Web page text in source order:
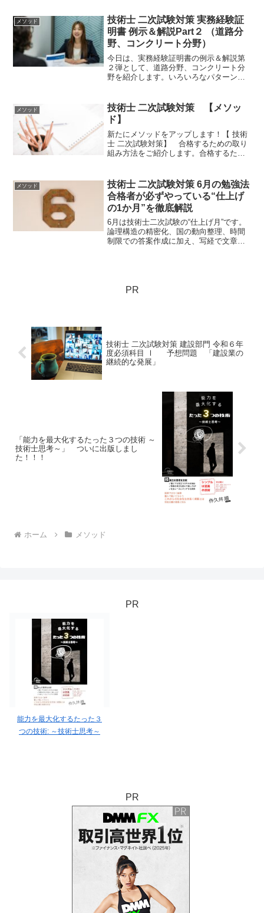
のに意味が通っていない文章が散見され
ます。技術士二次試験...
メソッド
技術士 二次試験対策 実務経験証
明書 例示＆解説Part２ （道路分
野、コンクリート分野）
今日は、実務経験証明書の例示＆解説第
２弾として、道路分野、コンクリート分
野を紹介します。いろいろなパターンを
文をカスタマイズすれば、簡単に仕上げ
ることが可能です。
メソッド
技術士 二次試験対策 【メソッ
ド】
新たにメソッドをアップします！【 技術
士 二次試験対策】 合格するための取り
組み方法をご紹介します。合格するため
いう訳ではありませんが、合格へのヒン
トが盛りだくさんです...
メソッド
技術士 二次試験対策 6月の勉強法
合格者が必ずやっている“仕上げ
の1か月”を徹底解説
6月は技術士二次試験の“仕上げ月”です。
論理構造の精密化、国の動向整理、時間
制限での答案作成に加え、写経で文章の
PR
技術士 二次試験対策 建設部門 令和６年
度必須科目 Ⅰ 予想問題 「建設業の
継続的な発展」
「能力を最大化するたった３つの技術 ～
技術士思考～」 ついに出版しまし
た！！！
ホーム メソッド
PR
能力を最大化するたった３
つの技術: ～技術士思考～
PR